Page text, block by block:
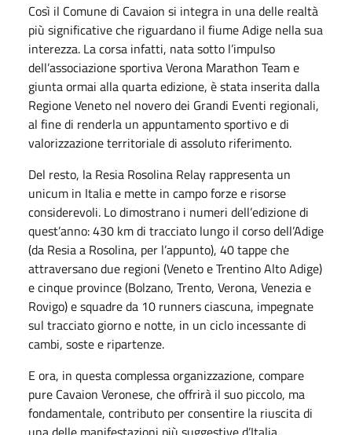
Così il Comune di Cavaion si integra in una delle realtà
più significative che riguardano il fiume Adige nella sua
interezza. La corsa infatti, nata sotto l’impulso
dell’associazione sportiva Verona Marathon Team e
giunta ormai alla quarta edizione, è stata inserita dalla
Regione Veneto nel novero dei Grandi Eventi regionali,
al fine di renderla un appuntamento sportivo e di
valorizzazione territoriale di assoluto riferimento.
Del resto, la Resia Rosolina Relay rappresenta un
unicum in Italia e mette in campo forze e risorse
considerevoli. Lo dimostrano i numeri dell’edizione di
quest’anno: 430 km di tracciato lungo il corso dell’Adige
(da Resia a Rosolina, per l’appunto), 40 tappe che
attraversano due regioni (Veneto e Trentino Alto Adige)
e cinque province (Bolzano, Trento, Verona, Venezia e
Rovigo) e squadre da 10 runners ciascuna, impegnate
sul tracciato giorno e notte, in un ciclo incessante di
cambi, soste e ripartenze.
E ora, in questa complessa organizzazione, compare
pure Cavaion Veronese, che offrirà il suo piccolo, ma
fondamentale, contributo per consentire la riuscita di